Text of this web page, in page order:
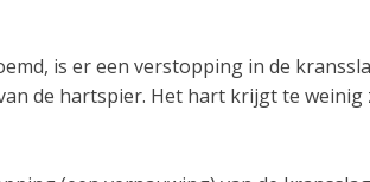
is er een verstopping in de
de hartspier. Het hart krijgt te